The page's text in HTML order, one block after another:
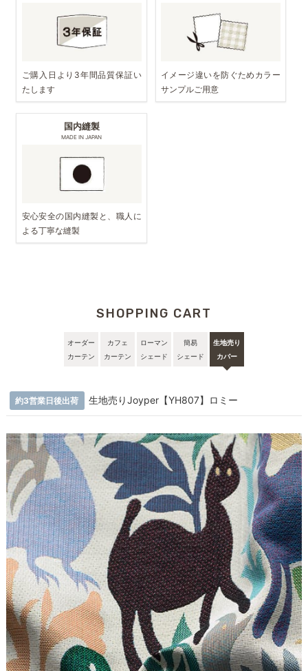
ご購入日より3年間品質保証い
たします
イメージ違いを防ぐためカラー
サンプルご用意
国内縫製
MADE IN JAPAN
安心安全の国内縫製と、職人に
よる丁寧な縫製
SHOPPING CART
オーダー
カーテン
カフェ
カーテン
ローマン
シェード
簡易
シェード
生地売り
カバー
約3営業日後出荷 生地売りJoyper【YH807】ロミー